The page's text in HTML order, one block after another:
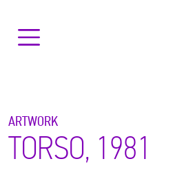
ARTWORK
TORSO, 1981